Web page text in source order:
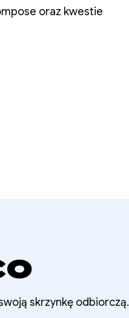
oraz kwestie
skrzynkę odbiorczą.